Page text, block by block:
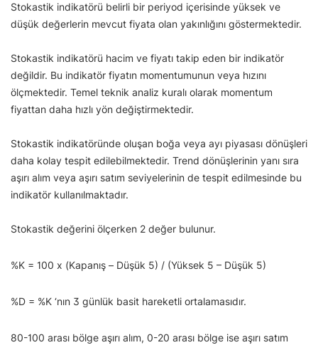
Stokastik indikatörü belirli bir periyod içerisinde yüksek ve
düşük değerlerin mevcut fiyata olan yakınlığını göstermektedir.
Stokastik indikatörü hacim ve fiyatı takip eden bir indikatör
değildir. Bu indikatör fiyatın momentumunun veya hızını
ölçmektedir. Temel teknik analiz kuralı olarak momentum
fiyattan daha hızlı yön değiştirmektedir.
Stokastik indikatöründe oluşan boğa veya ayı piyasası dönüşleri
daha kolay tespit edilebilmektedir. Trend dönüşlerinin yanı sıra
aşırı alım veya aşırı satım seviyelerinin de tespit edilmesinde bu
indikatör kullanılmaktadır.
Stokastik değerini ölçerken 2 değer bulunur.
%K = 100 x (Kapanış – Düşük 5) / (Yüksek 5 – Düşük 5)
%D = %K ‘nın 3 günlük basit hareketli ortalamasıdır.
80-100 arası bölge aşırı alım, 0-20 arası bölge ise aşırı satım